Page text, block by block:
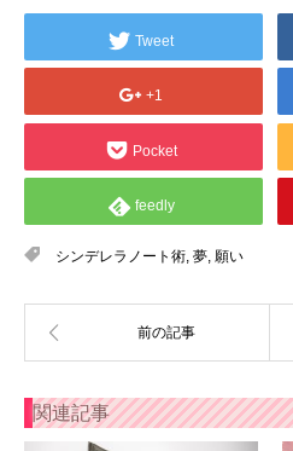
Tweet
+1
Pocket
feedly
シンデレラノート術, 夢, 願い
関連記事